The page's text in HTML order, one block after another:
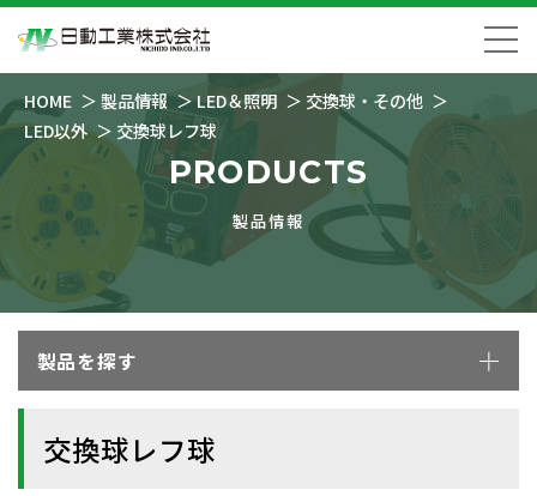
HOME 製品情報 LED＆照明
交換球・その他
LED以外
交換球レフ球
PRODUCTS
製品情報
製品を探す
交換球レフ球